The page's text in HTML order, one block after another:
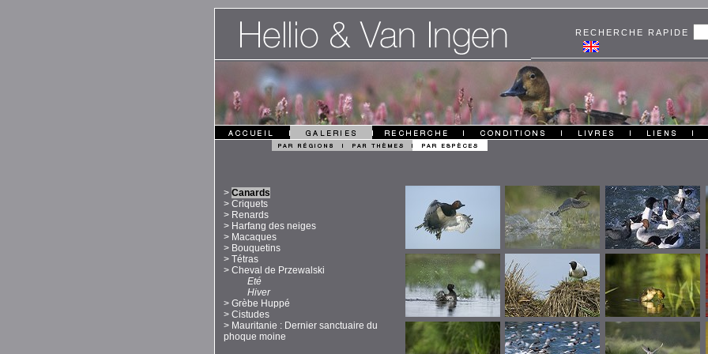
RECHERCHE RAPIDE
> Canards
> Criquets
> Renards
> Harfang des neiges
> Macaques
> Bouquetins
> Tétras
> Cheval de Przewalski
Eté
Hiver
> Grèbe Huppé
> Cistudes
> Mauritanie : Dernier sanctuaire du
phoque moine